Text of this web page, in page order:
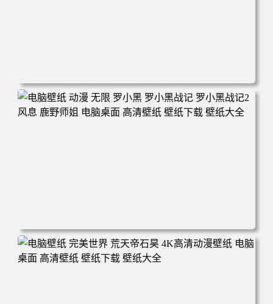
电脑壁纸 柯南和小兰背靠背 夕阳 日落 4K动漫壁纸 电脑桌
面 高清壁纸 壁纸下载 壁纸大全
电脑壁纸 动漫 无限 罗小黑 罗小黑战记 罗小黑战记2 风息
鹿野师姐 电脑桌面 高清壁纸 壁纸下载 壁纸大全